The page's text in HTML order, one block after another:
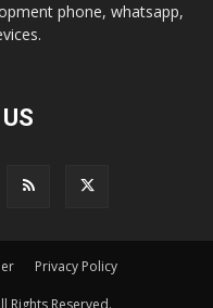
phone, whatsapp,
Privacy Policy
Rights Reserved.